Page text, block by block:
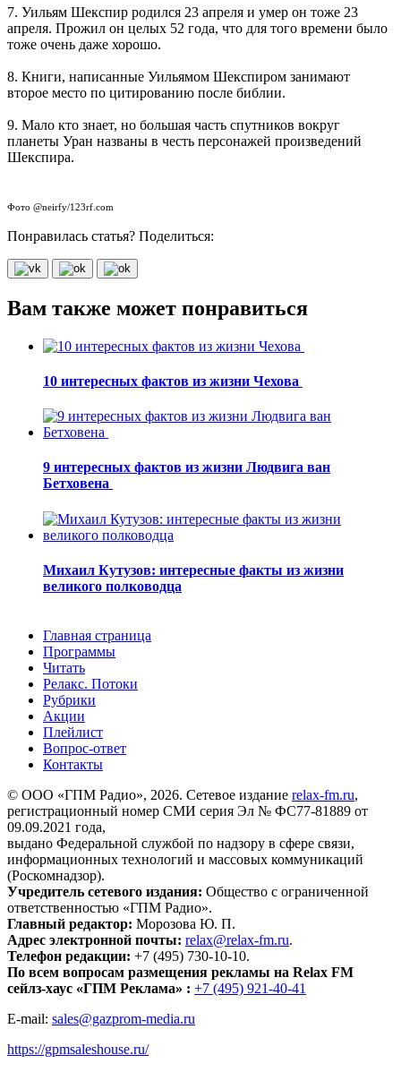
7. Уильям Шекспир родился 23 апреля и умер он тоже 23
апреля. Прожил он целых 52 года, что для того времени было
тоже очень даже хорошо.
8. Книги, написанные Уильямом Шекспиром занимают
второе место по цитированию после библии.
9. Мало кто знает, но большая часть спутников вокруг
планеты Уран названы в честь персонажей произведений
Шекспира.
Фото @neirfy/123rf.com
Понравилась статья? Поделиться:
Вам также может понравиться
10 интересных фактов из жизни Чехова
9 интересных фактов из жизни Людвига ван
Бетховена
Михаил Кутузов: интересные факты из жизни
великого полководца
Главная страница
Программы
Читать
Релакс. Потоки
Рубрики
Акции
Плейлист
Вопрос-ответ
Контакты
© ООО «ГПМ Радио», 2026. Сетевое издание relax-fm.ru,
регистрационный номер СМИ серия Эл № ФС77-81889 от
09.09.2021 года,
выдано Федеральной службой по надзору в сфере связи,
информационных технологий и массовых коммуникаций
(Роскомнадзор).
Учредитель сетевого издания: Общество с ограниченной
ответственностью «ГПМ Радио».
Главный редактор: Морозова Ю. П.
Адрес электронной почты: relax@relax-fm.ru.
Телефон редакции: +7 (495) 730-10-10.
По всем вопросам размещения рекламы на Relax FM
сейлз-хаус «ГПМ Реклама» : +7 (495) 921-40-41
E-mail: sales@gazprom-media.ru
https://gpmsaleshouse.ru/